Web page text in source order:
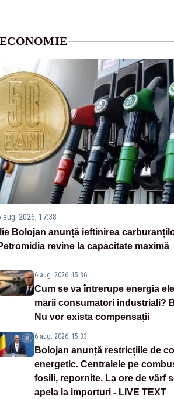
ECONOMIE
aug. 2026, 17:38
Ilie Bolojan anunță ieftinirea
revine la capacitate maximă
6 aug. 2026, 15:36
Cum se va întrerupe energia
marii consumatori industriali?
Nu vor exista compensații
6 aug. 2026, 15:33
Bolojan anunță restricțiile de
energetic. Centralele pe
fosili, repornite. La ore de vârf
apela la importuri - LIVE TEXT